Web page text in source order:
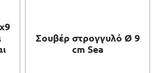
Σουβέρ στρογγυλό Ø 9
cm Sea